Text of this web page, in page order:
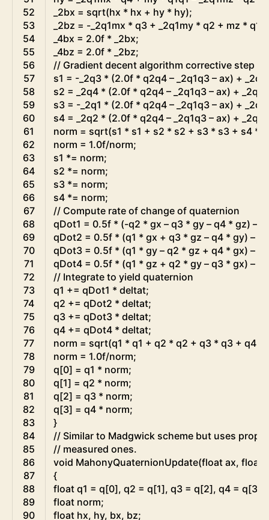
52
53
54
55
56
57
58
59
60
61
62
63
64
65
66
67
68
69
70
71
72
73
74
75
76
77
78
79
80
81
82
83
84
85
86
87
88
89
90
_2bx = sqrt(hx * hx + hy * hy);
_2bz = - _2q1mx * q3 + _2q1my * q2 + mz *
_4bx = 2.0f * _2bx;
_4bz = 2.0f * _2bz;
// Gradient decent algorithm corrective step
s1 = - _2q3 * (2.0f * q2q4 – _2q1q3 – ax) +
_2q2
s2 = _2q4 * (2.0f * q2q4 – _2q1q3 – ax) + _2q1
s3 = - _2q1 * (2.0f * q2q4 – _2q1q3 – ax) +
_2q4
s4 = _2q2 * (2.0f * q2q4 – _2q1q3 – ax) + _2q3
norm = sqrt(s1 * s1 + s2 * s2 + s3 * s3 + s4 *
norm = 1.0f/norm;
s1 *= norm;
s2 *= norm;
s3 *= norm;
s4 *= norm;
// Compute rate of change of quaternion
qDot1 = 0.5f * (-q2 * gx – q3 * gy – q4 * gz) –
qDot2 = 0.5f * (q1 * gx + q3 * gz – q4 * gy) –
qDot3 = 0.5f * (q1 * gy – q2 * gz + q4 * gx) –
qDot4 = 0.5f * (q1 * gz + q2 * gy – q3 * gx) –
// Integrate to yield quaternion
q1 += qDot1 * deltat;
q2 += qDot2 * deltat;
q3 += qDot3 * deltat;
q4 += qDot4 * deltat;
norm = sqrt(q1 * q1 + q2 * q2 + q3 * q3 + q4
norm = 1.0f/norm;
q[0] = q1 * norm;
q[1] = q2 * norm;
q[2] = q3 * norm;
q[3] = q4 * norm;
}
// Similar to Madgwick scheme but uses
// measured ones.
void MahonyQuaternionUpdate(float ax, float
{
float q1 = q[0], q2 = q[1], q3 = q[2], q4 = q[3
float norm;
float hx, hy, bx, bz;